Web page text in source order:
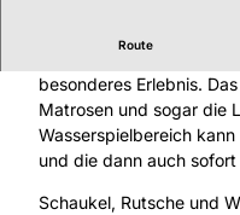
Route
besonderes Erlebnis.
Matrosen und sogar die
Wasserspielbereich
und die dann auch
Schaukel, Rutsche und